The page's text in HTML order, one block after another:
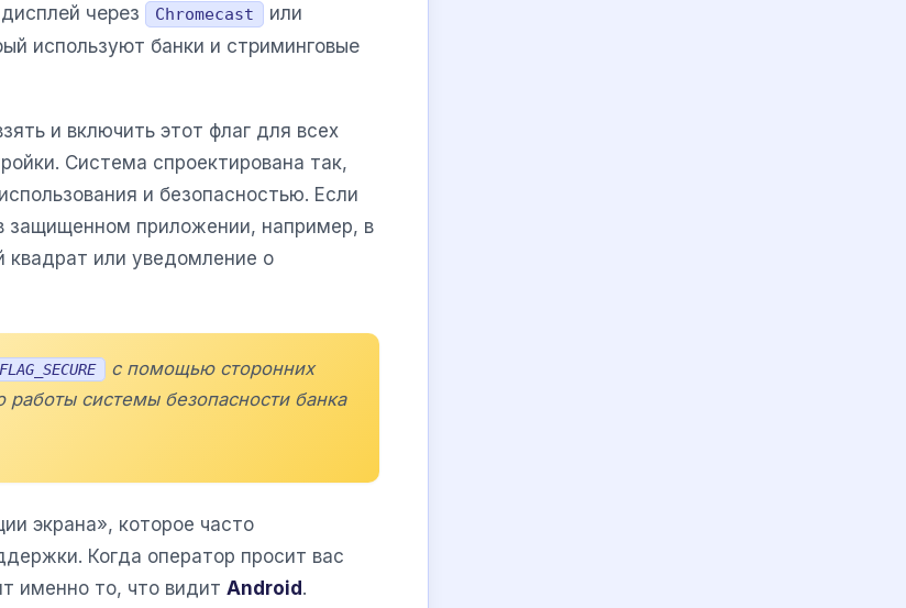
через
Chromecast или
используют банки и стриминговые
и включить этот флаг для всех
Система спроектирована так,
и безопасностью. Если
защищенном приложении, например, в
квадрат или уведомление о
FLAG_SECURE
с помощью сторонних
системы безопасности банка
экрана», которое часто
Когда оператор просит вас
именно то, что видит Android .